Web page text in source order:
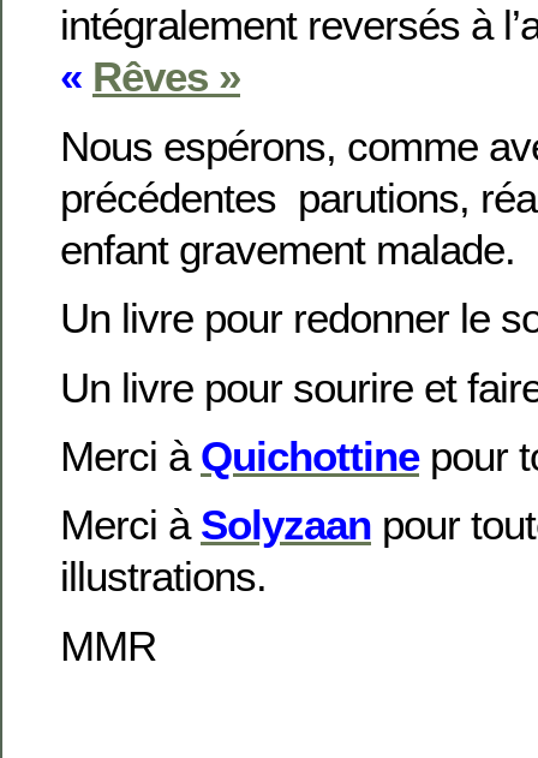
intégralement reversés à
« Rêves »
Nous espérons, comme
précédentes parutions,
enfant gravement malade.
Un livre pour redonner le
Un livre pour sourire et
Merci à Quichottinepour
Merci à Solyzaan pour
illustrations.
MMR